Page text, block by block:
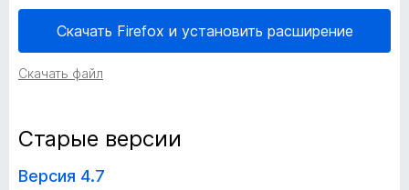
р
с
й
Скачать Firefox и установить расширение
Скачать файл
Старые версии
Версия 4.7